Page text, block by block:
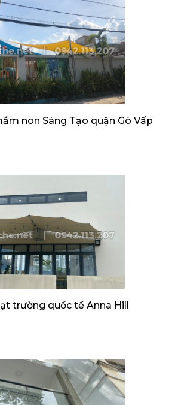
non Sáng Tạo quận Gò Vấp
trường quốc tế Anna Hill